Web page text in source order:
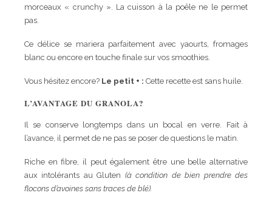
morceaux « crunchy ». La cuisson à la poêle ne le permet
pas.
Ce délice se mariera parfaitement avec yaourts, fromages
blanc ou encore en touche finale sur vos smoothies.
Vous hésitez encore? Le petit + : Cette recette est sans huile.
L’AVANTAGE DU GRANOLA?
Il se conserve longtemps dans un bocal en verre. Fait à
l’avance, il permet de ne pas se poser de questions le matin.
Riche en fibre, il peut également être une belle alternative
aux intolérants au Gluten (à condition de bien prendre des
flocons d’avoines sans traces de blé).